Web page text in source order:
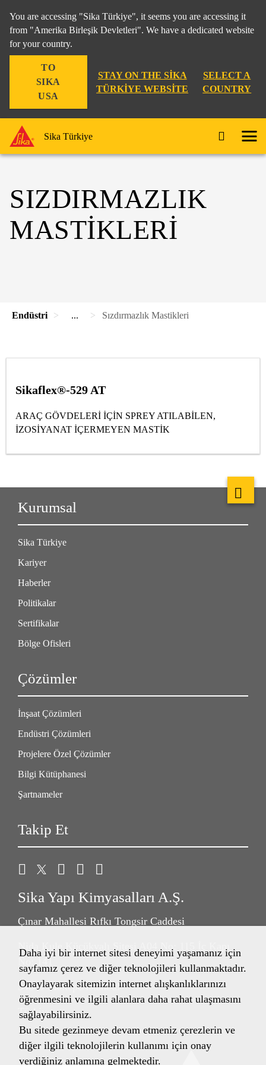
You are accessing "Sika Türkiye", it seems you are accessing it
from "Amerika Birleşik Devletleri". We have a dedicated website
for your country.
TO
SIKA
USA
STAY ON THE SIKA
TÜRKIYE WEBSITE
SELECT A
COUNTRY
Sika Türkiye
SIZDIRMAZLIK
MASTIKLERI
Endüstri ... Sızdırmazlık Mastikleri
Sikaflex®-529 AT
ARAÇ GÖVDELERİ İÇİN SPREY ATILABİLEN,
İZOSİYANAT İÇERMEYEN MASTİK
Kurumsal
Sika Türkiye
Kariyer
Haberler
Politikalar
Sertifikalar
Bölge Ofisleri
Çözümler
İnşaat Çözümleri
Endüstri Çözümleri
Projelere Özel Çözümler
Bilgi Kütüphanesi
Şartnameler
Takip Et
Sika Yapı Kimyasalları A.Ş.
Çınar Mahallesi Rıfkı Tongsir Caddesi
Nida Kule Küçükyalı Sitesi A04 No: 115 İç Kapı
No: 141
34841 Maltepe/İstanbul
Türkiye
Daha iyi bir internet sitesi deneyimi yaşamanız için
sayfamız çerez ve diğer teknolojileri kullanmaktadır.
Onaylayarak sitemizin internet alışkanlıklarınızı
öğrenmesini ve ilgili alanlara daha rahat ulaşmasını
sağlayabilirsiniz.
Bu sitede gezinmeye devam etmeniz çerezlerin ve
diğer ilgili teknolojilerin kullanımı için onay
verdiğiniz anlamına gelmektedir.